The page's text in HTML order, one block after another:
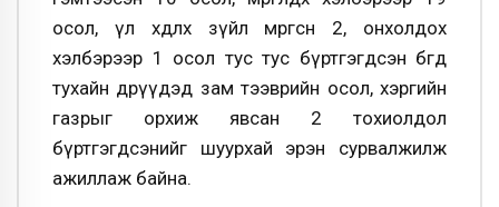
осол, үл хөдлөх зүйл мөргөсөн 2, онхолдох
хэлбэрээр 1 осол тус тус бүртгэгдсэн бөгөөд
тухайн өдрүүдэд зам тээврийн осол, хэргийн
газрыг орхиж явсан 2 тохиолдол
бүртгэгдсэнийг шуурхай эрэн сурвалжилж
ажиллаж байна.